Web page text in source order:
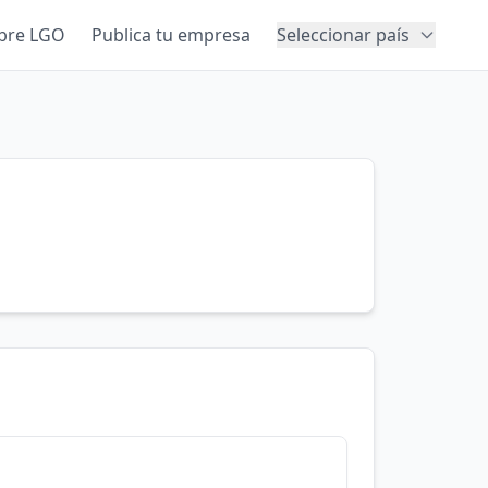
LGO Publica tu empresa Seleccionar país